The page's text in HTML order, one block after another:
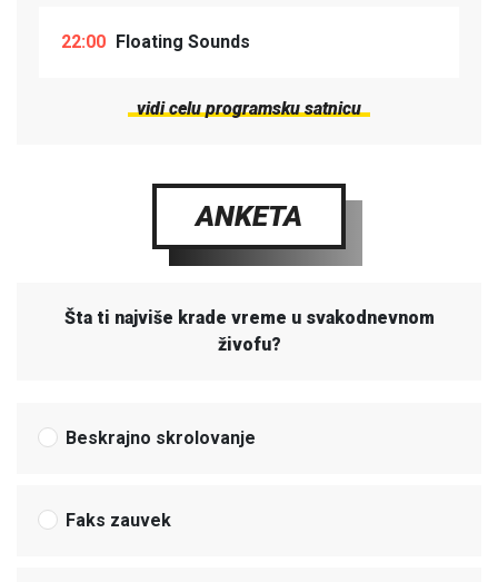
22:00 Floating Sounds
vidi celu programsku satnicu
ANKETA
Šta ti najviše krade vreme u svakodnevnom
živofu?
Beskrajno skrolovanje
Faks zauvek